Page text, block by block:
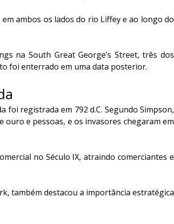
ambos os lados do rio Liffey e ao longo do
na South Great George’s Street, três dos
foi enterrado em uma data posterior.
foi registrada em 792 d.C. Segundo Simpson,
ouro e pessoas, e os invasores chegaram em
no Século IX, atraindo comerciantes e
também destacou a importância estratégica